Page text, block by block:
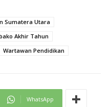
Sumatera Utara
Akhir Tahun
Wartawan Pendidikan
WhatsApp